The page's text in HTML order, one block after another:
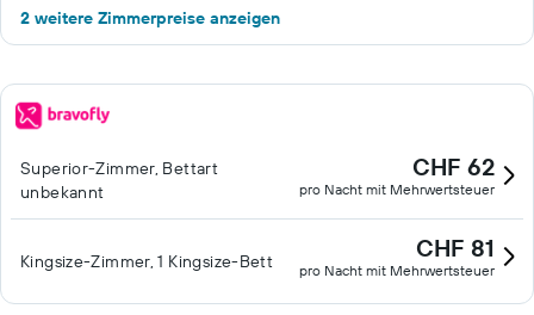
2 weitere Zimmerpreise anzeigen
Superior-Zimmer, Bettart
unbekannt
CHF 62
pro Nacht mit Mehrwertsteuer
Kingsize-Zimmer, 1 Kingsize-Bett CHF 81
pro Nacht mit Mehrwertsteuer